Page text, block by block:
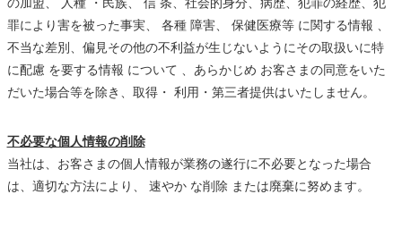
罪により害を被った事実、 各種 障害、 保健医療等 に関する情報 、
不当な差別、偏見その他の不利益が生じないようにその取扱いに特
に配慮 を要する情報 について 、あらかじめ お客さまの同意をいた
だいた場合等を除き、取得・ 利用・第三者提供はいたしません。
不必要な個人情報の削除
当社は、お客さまの個人情報が業務の遂行に不必要となった場合
は、適切な方法により、 速やか な削除 または廃棄に努めます。